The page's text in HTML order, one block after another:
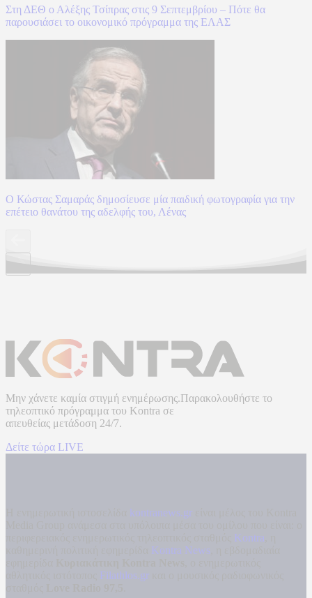
Στη ΔΕΘ ο Αλέξης Τσίπρας στις 9 Σεπτεμβρίου – Πότε θα
παρουσιάσει το οικονομικό πρόγραμμα της ΕΛΑΣ
Ο Κώστας Σαμαράς δημοσίευσε μία παιδική φωτογραφία για την
επέτειο θανάτου της αδελφής του, Λένας
Μην χάνετε καμία στιγμή ενημέρωσης.Παρακολουθήστε το
τηλεοπτικό πρόγραμμα του Kontra σε
απευθείας μετάδοση 24/7.
Δείτε τώρα LIVE
kontranews.gr
Kontra
Kontra News
Filathlos.gr